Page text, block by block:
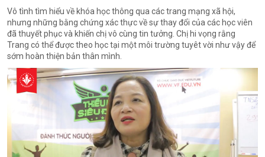
Vô tình tìm hiểu về khóa học thông qua các trang mạng xã hội,
nhưng những bằng chứng xác thực về sự thay đổi của các học viên
đã thuyết phục và khiến chị vô cùng tin tưởng. Chị hi vọng rằng
Trang có thể được theo học tại một môi trường tuyêt vời như vậy để
sớm hoàn thiện bản thân mình.